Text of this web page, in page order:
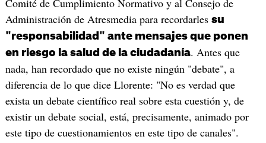
Comité de Cumplimiento Normativo y al Consejo de
Administración de Atresmedia para recordarles su
"responsabilidad" ante mensajes que ponen
en riesgo la salud de la ciudadanía. Antes que
nada, han recordado que no existe ningún "debate", a
diferencia de lo que dice Llorente: "No es verdad que
exista un debate científico real sobre esta cuestión y, de
existir un debate social, está, precisamente, animado por
este tipo de cuestionamientos en este tipo de canales".